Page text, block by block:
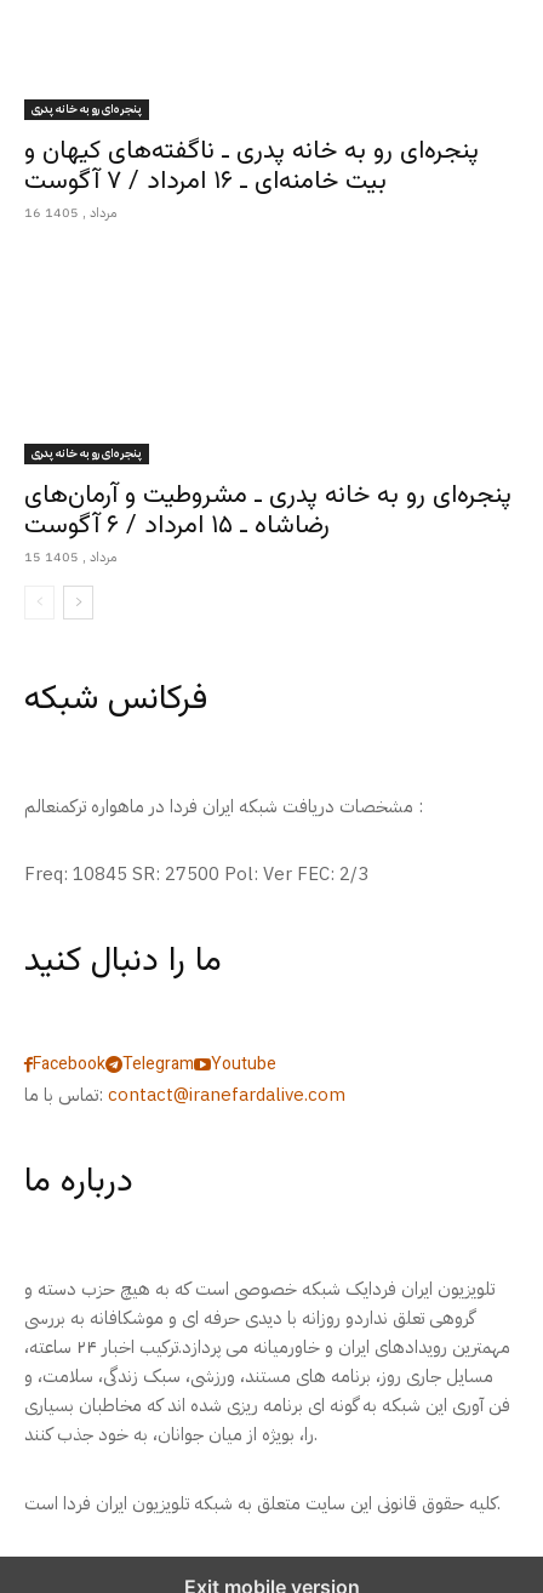
پنجره‌ای رو به خانه پدری
پنجره‌ای رو به خانه پدری ـ ناگفته‌های کیهان و
بیت خامنه‌ای ـ ۱۶ امرداد / ۷ آگوست
16 مرداد , 1405
پنجره‌ای رو به خانه پدری
پنجره‌ای رو به خانه پدری ـ مشروطیت و آرمان‌های
رضاشاه ـ ۱۵ امرداد / ۶ آگوست
15 مرداد , 1405
فرکانس شبکه
مشخصات دریافت شبکه ایران فردا در ماهواره ترکمنعالم :
Freq: 10845 SR: 27500 Pol: Ver FEC: 2/3
ما را دنبال کنید
Facebook Telegram
Youtube
تماس با ما: contact@iranefardalive.com
درباره ما
تلویزیون ایران فردایک شبکه خصوصی است که به هیچ حزب دسته و
گروهی تعلق نداردو روزانه با دیدی حرفه ای و موشکافانه به بررسی
مهمترین رویدادهای ایران و خاورمیانه می پردازد.ترکیب اخبار ۲۴ ساعته،
مسایل جاری روز، برنامه های مستند، ورزشی، سبک زندگی، سلامت، و
فن آوری این شبکه به گونه ای برنامه ریزی شده اند که مخاطبان بسیاری
را، بویژه از میان جوانان، به خود جذب کنند.
کلیه حقوق قانونی این سایت متعلق به شبکه تلویزیون ایران فردا است.
Exit mobile version